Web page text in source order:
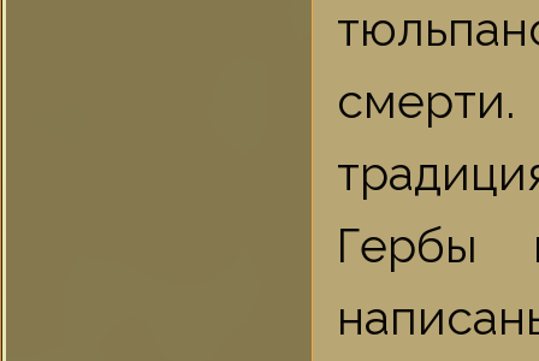
Гербы